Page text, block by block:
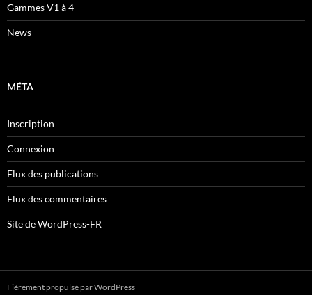
Gammes V1 à 4
News
MÉTA
Inscription
Connexion
Flux des publications
Flux des commentaires
Site de WordPress-FR
Fièrement propulsé par WordPress